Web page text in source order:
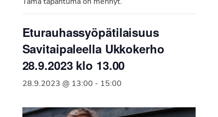
Suomen
Syöpäyhdistyksen
jäsenjärjestö.
Eturauhassyöpätilaisuus
Savitaipaleella Ukkokerho
28.9.2023 klo 13.00
28.9.2023 @ 13:00 - 15:00